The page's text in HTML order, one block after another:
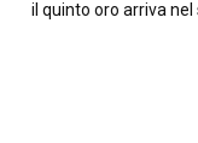
il quinto oro arriva nel